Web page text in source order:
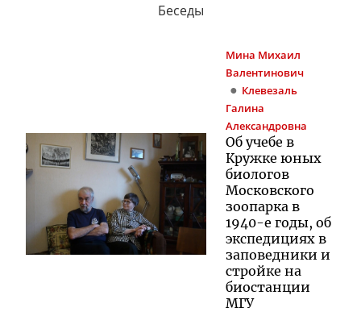
Беседы
Мина Михаил
Валентинович
Клевезаль
Галина
Александровна
Об учебе в
Кружке юных
биологов
Московского
зоопарка в
1940-е годы, об
экспедициях в
заповедники и
стройке на
биостанции
МГУ